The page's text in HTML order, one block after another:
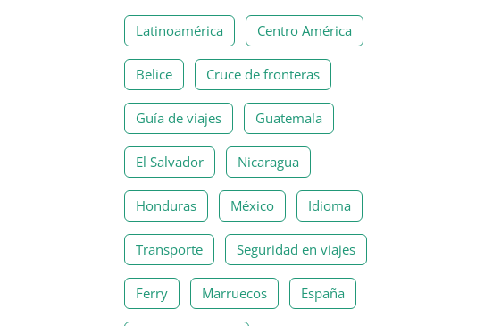
Latinoamérica Centro América
Belice Cruce de fronteras
Guía de viajes Guatemala
El Salvador Nicaragua
Honduras México Idioma
Transporte Seguridad en viajes
Ferry Marruecos España